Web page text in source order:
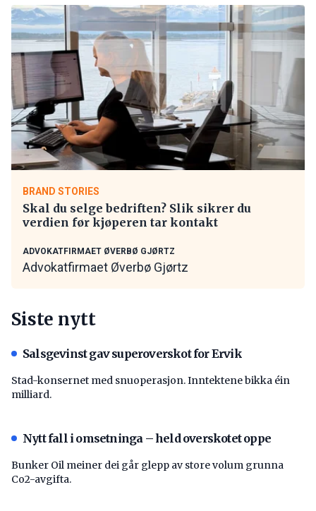
BRAND STORIES
Skal du selge bedriften? Slik sikrer du
verdien før kjøperen tar kontakt
ADVOKATFIRMAET ØVERBØ GJØRTZ
Advokatfirmaet Øverbø Gjørtz
Siste nytt
Salsgevinst gav superoverskot for Ervik
Stad-konsernet med snuoperasjon. Inntektene bikka éin
milliard.
Nytt fall i omsetninga – held overskotet oppe
Bunker Oil meiner dei går glepp av store volum grunna
Co2-avgifta.